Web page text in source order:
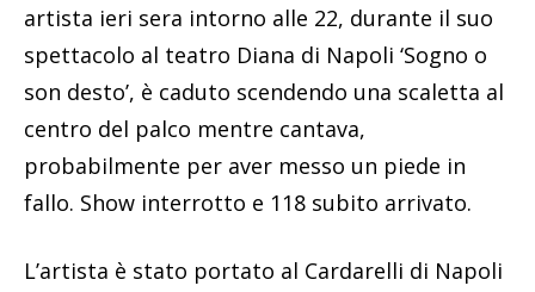
artista ieri sera intorno alle 22, durante il suo
spettacolo al teatro Diana di Napoli ‘Sogno o
son desto’, è caduto scendendo una scaletta al
centro del palco mentre cantava,
probabilmente per aver messo un piede in
fallo. Show interrotto e 118 subito arrivato.
L’artista è stato portato al Cardarelli di Napoli